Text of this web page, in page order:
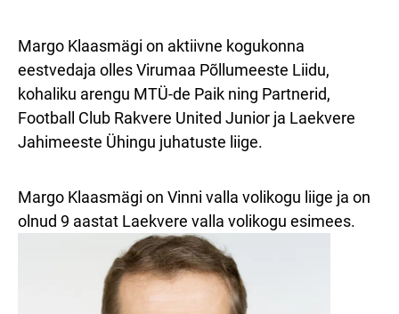
Margo Klaasmägi on aktiivne kogukonna
eestvedaja olles Virumaa Põllumeeste Liidu,
kohaliku arengu MTÜ-de Paik ning Partnerid,
Football Club Rakvere United Junior ja Laekvere
Jahimeeste Ühingu juhatuste liige.
Margo Klaasmägi on Vinni valla volikogu liige ja on
olnud 9 aastat Laekvere valla volikogu esimees.